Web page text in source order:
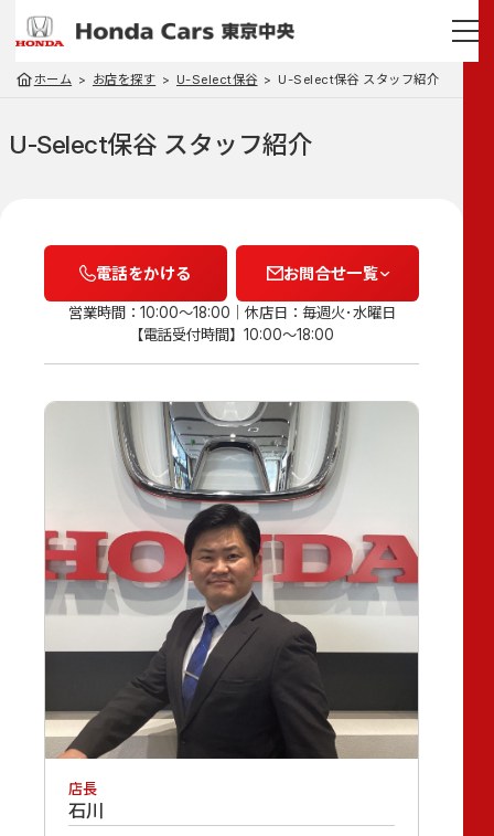
ホーム お店を探す U-Select保谷 U-Select保谷 スタッフ紹介
U-Select保谷 スタッフ紹介
営業時間：10:00～18:00
休店日：毎週火･水曜日
【電話受付時間】10:00～18:00
電話をかける お問合せ一覧
店長
石川